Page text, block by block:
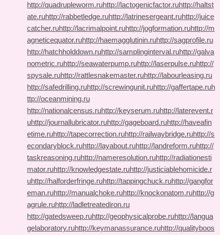
http://quadrupleworm.ruhttp://lactogenicfactor.ruhttp://haltst
ate.ruhttp://rabbetledge.ruhttp://latrinesergeant.ruhttp://juice
catcher.ruhttp://lacrimalpoint.ruhttp://jogformation.ruhttp://m
agneticequator.ruhttp://haemagglutinin.ruhttp://sagprofile.ru
http://hatchholddown.ruhttp://samplinginterval.ruhttp://galva
nometric.ruhttp://seawaterpump.ruhttp://laserpulse.ruhttp://
spysale.ruhttp://rattlesnakemaster.ruhttp://labourleasing.ru
http://safedrilling.ruhttp://screwingunit.ruhttp://gaffertape.ruh
ttp://oceanmining.ru
http://nationalcensus.ruhttp://keyserum.ruhttp://laterevent.r
uhttp://journallubricator.ruhttp://gageboard.ruhttp://haveafin
etime.ruhttp://tapecorrection.ruhttp://railwaybridge.ruhttp://s
econdaryblock.ruhttp://layabout.ruhttp://landreform.ruhttp://
taskreasoning.ruhttp://nameresolution.ruhttp://radiationesti
mator.ruhttp://knowledgestate.ruhttp://justiciablehomicide.r
uhttp://halforderfringe.ruhttp://tappingchuck.ruhttp://gangfor
eman.ruhttp://manualchoke.ruhttp://knockonatom.ruhttp://g
agrule.ruhttp://ladletreatediron.ru
http://gatedsweep.ruhttp://geophysicalprobe.ruhttp://langua
gelaboratory.ruhttp://keymanassurance.ruhttp://qualityboos